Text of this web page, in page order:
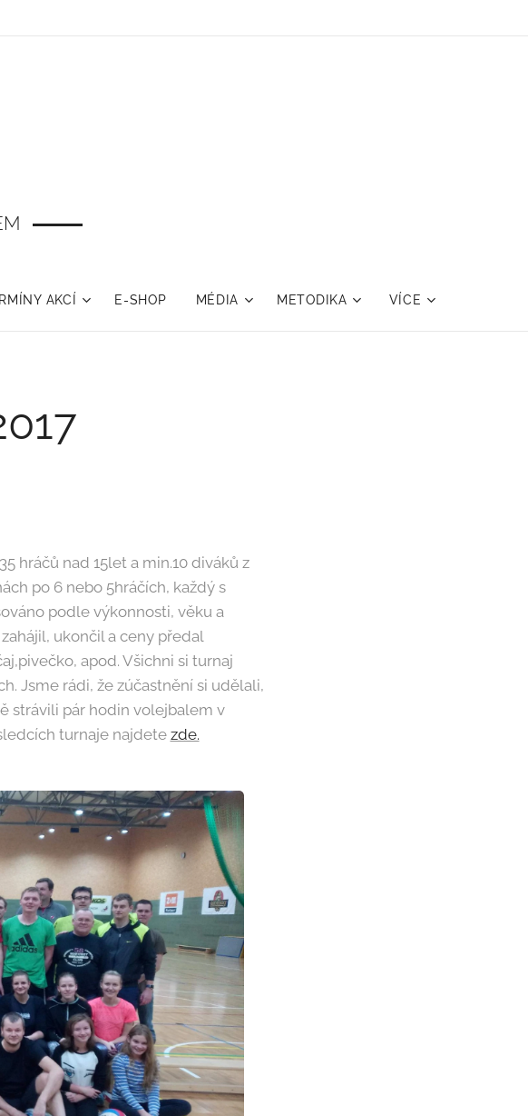
AKCÍ E-SHOP MÉDIA METODIKA VÍCE
hráčů nad 15let a min.10 diváků z
po 6 nebo 5hráčích, každý s
podle výkonnosti, věku a
ukončil a ceny předal
apod. Všichni si turnaj
Jsme rádi, že zúčastnění si udělali,
strávili pár hodin volejbalem v
turnaje najdete zde.